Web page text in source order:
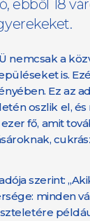
ebből 18
nemcsak a
is.
Ez az
oszlik el,
fő, amit
szerint:
minden